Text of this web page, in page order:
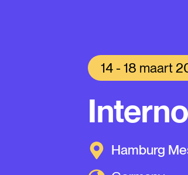
14 - 18 maart
Hamburg